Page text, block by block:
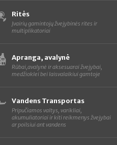
Ritės
Įvairių gamintojų žvejybinės rites ir
multiplikatoriai
Apranga, avalynė
Rūbai,avalynė ir aksesuarai žvejybai,
medžioklei bei laisvalaikiui gamtoje
Vandens Transportas
Pripučiamos valtys, varikliai,
akumuliatoriai ir kiti reikmenys žvejybai
ar poilsiui ant vandens